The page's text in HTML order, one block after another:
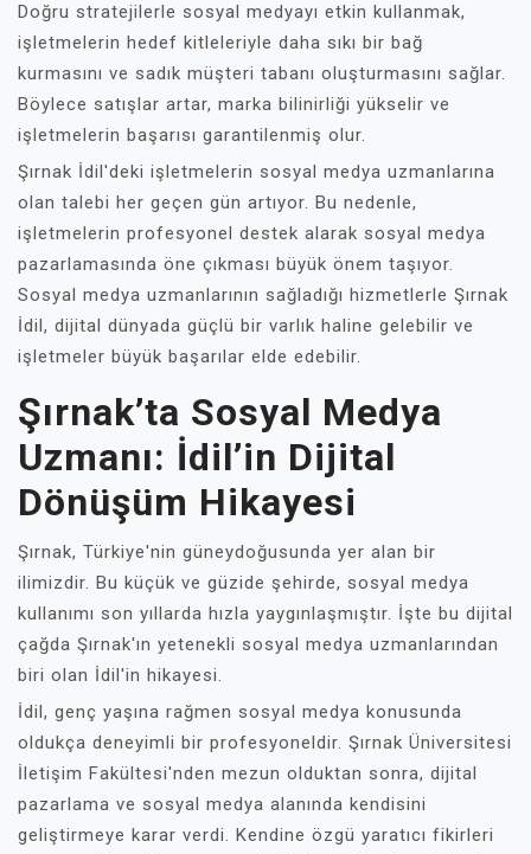
Doğru stratejilerle sosyal medyayı etkin kullanmak,
işletmelerin hedef kitleleriyle daha sıkı bir bağ
kurmasını ve sadık müşteri tabanı oluşturmasını sağlar.
Böylece satışlar artar, marka bilinirliği yükselir ve
işletmelerin başarısı garantilenmiş olur.
Şırnak İdil'deki işletmelerin sosyal medya uzmanlarına
olan talebi her geçen gün artıyor. Bu nedenle,
işletmelerin profesyonel destek alarak sosyal medya
pazarlamasında öne çıkması büyük önem taşıyor.
Sosyal medya uzmanlarının sağladığı hizmetlerle Şırnak
İdil, dijital dünyada güçlü bir varlık haline gelebilir ve
işletmeler büyük başarılar elde edebilir.
Şırnak’ta Sosyal Medya
Uzmanı: İdil’in Dijital
Dönüşüm Hikayesi
Şırnak, Türkiye'nin güneydoğusunda yer alan bir
ilimizdir. Bu küçük ve güzide şehirde, sosyal medya
kullanımı son yıllarda hızla yaygınlaşmıştır. İşte bu dijital
çağda Şırnak'ın yetenekli sosyal medya uzmanlarından
biri olan İdil'in hikayesi.
İdil, genç yaşına rağmen sosyal medya konusunda
oldukça deneyimli bir profesyoneldir. Şırnak Üniversitesi
İletişim Fakültesi'nden mezun olduktan sonra, dijital
pazarlama ve sosyal medya alanında kendisini
geliştirmeye karar verdi. Kendine özgü yaratıcı fikirleri